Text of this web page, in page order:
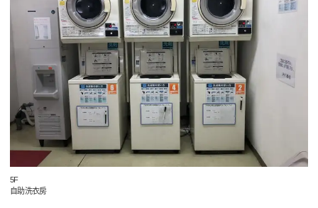
5F
自助洗衣房